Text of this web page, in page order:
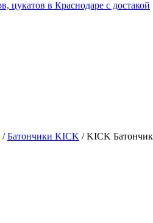
/Батончики KICK /KICK Батончик